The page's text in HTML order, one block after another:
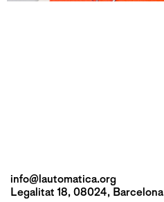
info@lautomatica.org
Legalitat 18, 08024, Barcelona